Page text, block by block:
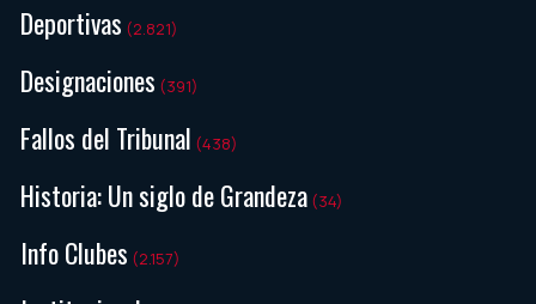
Deportivas (2.821)
Designaciones (391)
Fallos del Tribunal (438)
Historia: Un siglo de Grandeza (34)
Info Clubes (2.157)